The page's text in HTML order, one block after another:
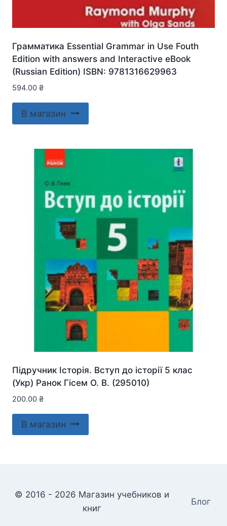
Грамматика Essential Grammar in Use Fouth
Edition with answers and Interactive eBook
(Russian Edition) ISBN: 9781316629963
594.00 ₴
В магазин
Підручник Історія. Вступ до історії 5 клас
(Укр) Ранок Гісем О. В. (295010)
200.00 ₴
В магазин
© 2016 - 2026 Магазин учебников и
книг
Блог